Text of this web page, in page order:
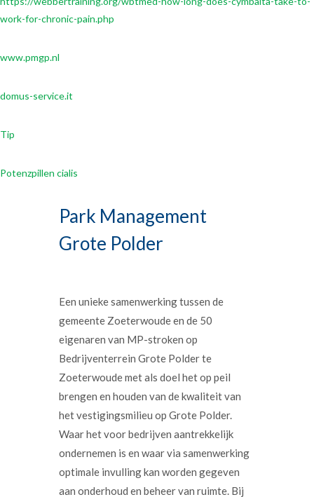
work-for-chronic-pain.php
www.pmgp.nl
domus-service.it
Tip
Potenzpillen cialis
Park Management
Grote Polder
Een unieke samenwerking tussen de
gemeente Zoeterwoude en de 50
eigenaren van MP-stroken op
Bedrijventerrein Grote Polder te
Zoeterwoude met als doel het op peil
brengen en houden van de kwaliteit van
het vestigingsmilieu op Grote Polder.
Waar het voor bedrijven aantrekkelijk
ondernemen is en waar via samenwerking
optimale invulling kan worden gegeven
aan onderhoud en beheer van ruimte. Bij